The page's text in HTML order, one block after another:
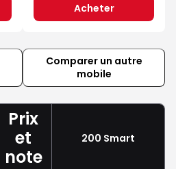
Acheter
Comparer un autre
mobile
Prix
et
note
200 Smart